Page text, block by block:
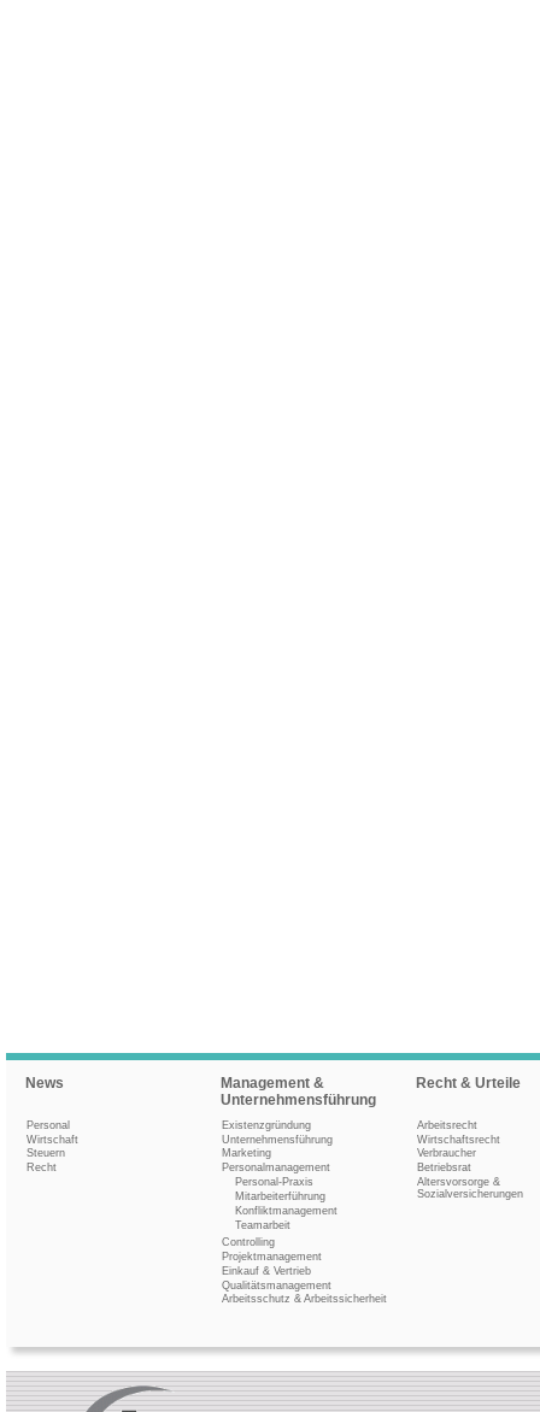
News
Personal
Wirtschaft
Steuern
Recht
Management &
Unternehmensführung
Existenzgründung
Unternehmensführung
Marketing
Personalmanagement
Personal-Praxis
Mitarbeiterführung
Konfliktmanagement
Teamarbeit
Controlling
Projektmanagement
Einkauf & Vertrieb
Qualitätsmanagement
Arbeitsschutz & Arbeitssicherheit
Recht & Urteile
Arbeitsrecht
Wirtschaftsrecht
Verbraucher
Betriebsrat
Altersvorsorge &
Sozialversicherungen